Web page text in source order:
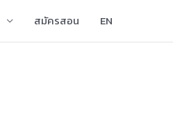
สมัครสอน EN